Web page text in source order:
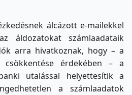
álcázott e-mailekkel
áldozatokat számlaadataik
arra hivatkoznak, hogy – a
csökkentése érdekében – a
utalással helyettesítik a
a számlaadatok